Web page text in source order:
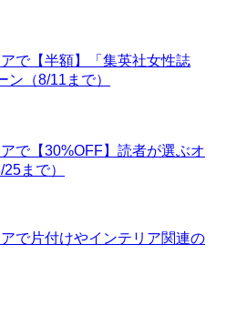
で【半額】「集英社女性誌
（8/11まで）
で【30%OFF】読者が選ぶオ
まで）
で片付けやインテリア関連の